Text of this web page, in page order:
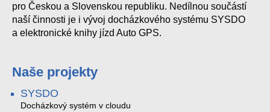
pro Českou a Slovenskou republiku. Nedílnou součástí
naší činnosti je i vývoj docházkového systému SYSDO
a elektronické knihy jízd Auto GPS.
Naše projekty
SYSDO
Docházkový systém v cloudu